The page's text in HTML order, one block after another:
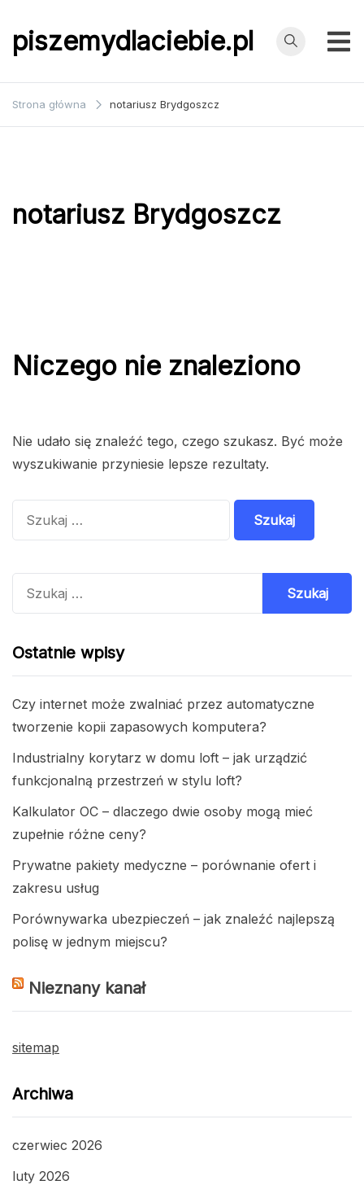
do
treścipiszemydlaciebie.pl
Strona główna notariusz Brydgoszcz
notariusz Brydgoszcz
Niczego nie znaleziono
Nie udało się znaleźć tego, czego szukasz. Być może
wyszukiwanie przyniesie lepsze rezultaty.
Ostatnie wpisy
Czy internet może zwalniać przez automatyczne
tworzenie kopii zapasowych komputera?
Industrialny korytarz w domu loft – jak urządzić
funkcjonalną przestrzeń w stylu loft?
Kalkulator OC – dlaczego dwie osoby mogą mieć
zupełnie różne ceny?
Prywatne pakiety medyczne – porównanie ofert i
zakresu usług
Porównywarka ubezpieczeń – jak znaleźć najlepszą
polisę w jednym miejscu?
Nieznany kanał
sitemap
Archiwa
czerwiec 2026
luty 2026